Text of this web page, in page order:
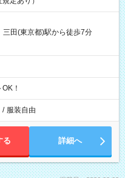
三田(東京都)駅から徒歩7分
！
/ 服装自由
る 詳細へ